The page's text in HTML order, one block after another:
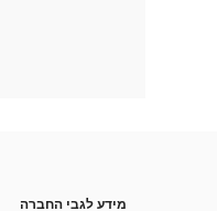
מידע לגבי החברה